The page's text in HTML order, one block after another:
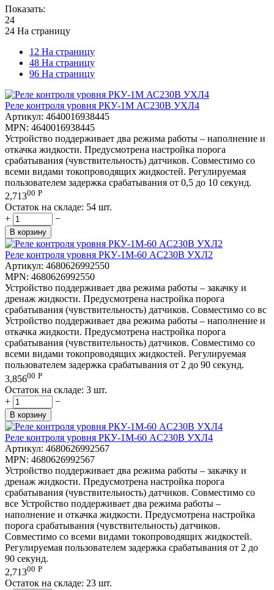
Показать:
24
24 На страницу
12 На страницу
48 На страницу
96 На страницу
Реле контроля уровня РКУ-1М АС230В УХЛ4
Артикул: 4640016938445
MPN: 4640016938445
Устройство поддерживает два режима работы – наполнение и
откачка жидкости. Предусмотрена настройка порога
срабатывания (чувствительность) датчиков. Совместимо со
всеми видами токопроводящих жидкостей. Регулируемая
пользователем задержка срабатывания от 0,5 до 10 секунд.
2,71300 Р
Остаток на складе: 54 шт.
+
−
В корзину
Реле контроля уровня РКУ-1М-60 AC230В УХЛ2
Артикул: 4680626992550
MPN: 4680626992550
Устройство поддерживает два режима работы – закачку и
дренаж жидкости. Предусмотрена настройка порога
срабатывания (чувствительность) датчиков. Совместимо со вс
Устройство поддерживает два режима работы – наполнение и
откачка жидкости. Предусмотрена настройка порога
срабатывания (чувствительность) датчиков. Совместимо со
всеми видами токопроводящих жидкостей. Регулируемая
пользователем задержка срабатывания от 2 до 90 секунд.
3,85600 Р
Остаток на складе: 3 шт.
+
−
В корзину
Реле контроля уровня РКУ-1М-60 AC230В УХЛ4
Артикул: 4680626992567
MPN: 4680626992567
Устройство поддерживает два режима работы – закачку и
дренаж жидкости. Предусмотрена настройка порога
срабатывания (чувствительность) датчиков. Совместимо со
все Устройство поддерживает два режима работы –
наполнение и откачка жидкости. Предусмотрена настройка
порога срабатывания (чувствительность) датчиков.
Совместимо со всеми видами токопроводящих жидкостей.
Регулируемая пользователем задержка срабатывания от 2 до
90 секунд.
2,71300 Р
Остаток на складе: 23 шт.